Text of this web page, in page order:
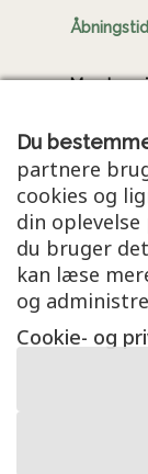
Mandag -
Lørdag -
Reg. nr.
Cookie-
Ansvar og
Du
partnere
cookies og
din oplevelse
du bruger
kan læse
og
Cookie- og